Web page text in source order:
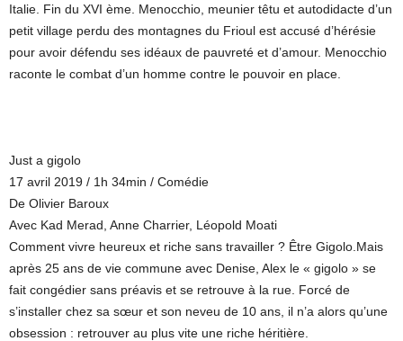
Italie. Fin du XVI ème. Menocchio, meunier têtu et autodidacte d’un
petit village perdu des montagnes du Frioul est accusé d’hérésie
pour avoir défendu ses idéaux de pauvreté et d’amour. Menocchio
raconte le combat d’un homme contre le pouvoir en place.
Just a gigolo
17 avril 2019 / 1h 34min / Comédie
De Olivier Baroux
Avec Kad Merad, Anne Charrier, Léopold Moati
Comment vivre heureux et riche sans travailler ? Être Gigolo.Mais
après 25 ans de vie commune avec Denise, Alex le « gigolo » se
fait congédier sans préavis et se retrouve à la rue. Forcé de
s’installer chez sa sœur et son neveu de 10 ans, il n’a alors qu’une
obsession : retrouver au plus vite une riche héritière.